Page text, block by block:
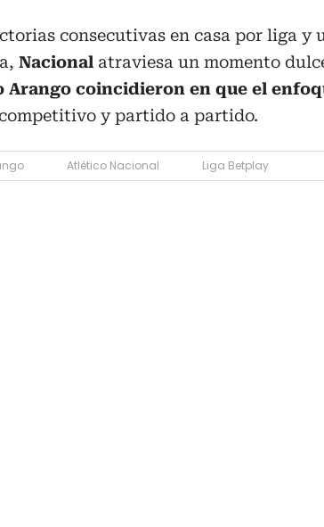
consecutivas en casa por liga y
Nacional atraviesa un momento
Arango coincidieron en que el
y partido a partido.
Atlético Nacional Liga Betplay